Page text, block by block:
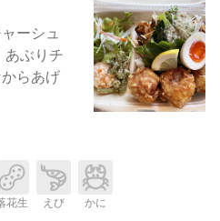
ーシュ
あぶりチ
らあげ
花生 えび かに